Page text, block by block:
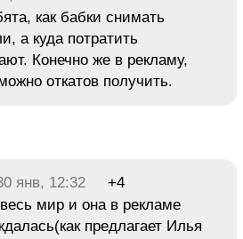
как бабки снимать
а куда потратить
Конечно же в рекламу,
откатов получить.
янв, 12:32
+4
мир и она в рекламе
предлагает Илья